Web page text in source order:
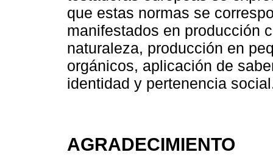
que estas normas se
manifestados en producción
naturaleza, producción en
orgánicos, aplicación de
identidad y pertenencia
AGRADECIMIENTO